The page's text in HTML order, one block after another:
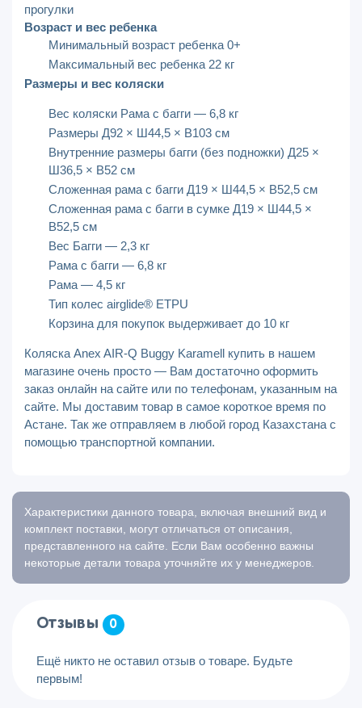
прогулки
Возраст и вес ребенка
Минимальный возраст ребенка 0+
Максимальный вес ребенка 22 кг
Размеры и вес коляски
Вес коляски Рама с багги — 6,8 кг
Размеры Д92 × Ш44,5 × В103 см
Внутренние размеры багги (без подножки) Д25 ×
Ш36,5 × В52 см
Сложенная рама с багги Д19 × Ш44,5 × В52,5 см
Сложенная рама с багги в сумке Д19 × Ш44,5 ×
В52,5 см
Вес Багги — 2,3 кг
Рама с багги — 6,8 кг
Рама — 4,5 кг
Тип колес airglide® ETPU
Корзина для покупок выдерживает до 10 кг
Коляска Anex AIR-Q Buggy Karamell купить в нашем
магазине очень просто — Вам достаточно оформить
заказ онлайн на сайте или по телефонам, указанным на
сайте. Мы доставим товар в самое короткое время по
Астане. Так же отправляем в любой город Казахстана с
помощью транспортной компании.
Характеристики данного товара, включая внешний вид и
комплект поставки, могут отличаться от описания,
представленного на сайте. Если Вам особенно важны
некоторые детали товара уточняйте их у менеджеров.
Отзывы 0
Ещё никто не оставил отзыв о товаре. Будьте
первым!